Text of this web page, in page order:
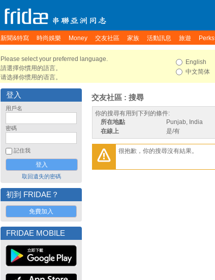
新聞&特寫 時尚娛樂 Money 交友社區 家族 活動訊息 旅遊
Please select your preferred language.
請選擇你慣用的語言。
请选择你惯用的语言。
English
中文简体
登入
用戶名
密碼
記住我
取回遺失的密碼
初到 FRIDAE？
免費加入
FRIDAE MOBILE
交友社區 : 搜尋
你的搜尋有用到下列的條件:
所在地點
Punjab, India
在線上
是/有
很抱歉，你的搜尋沒有結果。